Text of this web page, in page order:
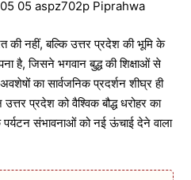
की नहीं, बल्कि उत्तर प्रदेश की भूमि के
है, जिसने भगवान बुद्ध की शिक्षाओं से
का सार्वजनिक प्रदर्शन शीघ्र ही
प्रदेश को वैश्विक बौद्ध धरोहर का
संभावनाओं को नई ऊंचाई देने वाला